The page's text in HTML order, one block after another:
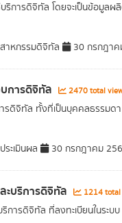
การดิจิทัล โดยจะเป็นข้อมูล
าหกรรมดิจิทัล 30 กรกฎาค
การดิจิทัล 2470 total
รดิจิทัล ทั้งที่เป็นบุคคลธรรมด
ะเมินผล 30 กรกฎาคม
ะบริการดิจิทัล 1214 total
การดิจิทัล ที่ลงทะเบียนในระบ